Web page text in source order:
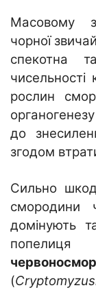
Масовому
чорної
спекотна
рослин
до
згодом
Сильно
смородини
домінують
(